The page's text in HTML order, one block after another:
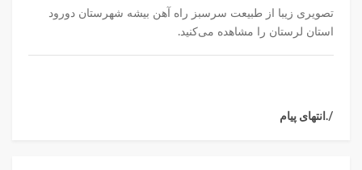
تصویری زیبا از طبیعت سرسبز راه آهن بیشه شهرستان دورود
استان لرستان را مشاهده می‌کنید.
/.انتهای پیام